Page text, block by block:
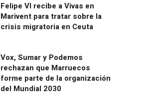
Felipe VI recibe a Vivas en
Marivent para tratar sobre la
crisis migratoria en Ceuta
Vox, Sumar y Podemos
rechazan que Marruecos
forme parte de la organización
del Mundial 2030